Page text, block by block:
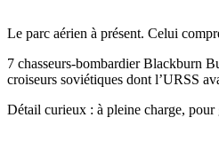
Le parc aérien à présent. Celui
7 chasseurs-bombardier Blackburn
croiseurs soviétiques dont l’URSS
Détail curieux : à pleine charge, pour